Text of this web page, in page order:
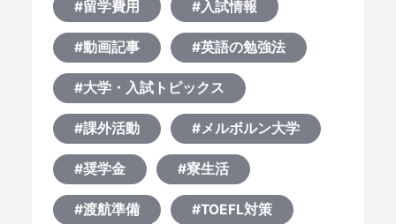
#留学費用 #入試情報
#動画記事 #英語の勉強法
#大学・入試トピックス
#課外活動 #メルボルン大学
#奨学金 #寮生活
#渡航準備 #TOEFL対策